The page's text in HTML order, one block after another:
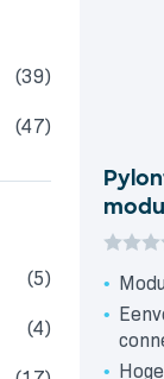
(39)
(47)
(5)
(4)